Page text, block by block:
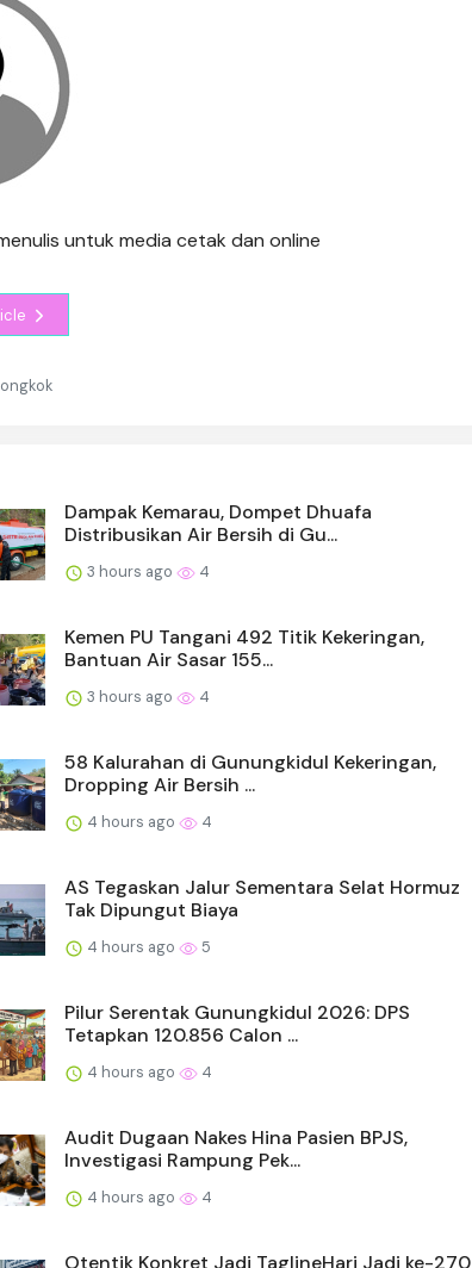
untuk media cetak dan online
Dampak Kemarau, Dompet Dhuafa
Distribusikan Air Bersih di Gu...
3 hours ago 4
Kemen PU Tangani 492 Titik Kekeringan,
Bantuan Air Sasar 155...
3 hours ago 4
58 Kalurahan di Gunungkidul Kekeringan,
Dropping Air Bersih ...
4 hours ago 4
AS Tegaskan Jalur Sementara Selat Hormuz
Tak Dipungut Biaya
4 hours ago 5
Pilur Serentak Gunungkidul 2026: DPS
Tetapkan 120.856 Calon ...
4 hours ago 4
Audit Dugaan Nakes Hina Pasien BPJS,
Investigasi Rampung Pek...
4 hours ago 4
Otentik Konkret Jadi TaglineHari Jadi ke-270